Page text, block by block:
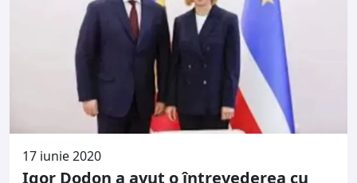
17 iunie 2020
Igor Dodon a avut o întrevederea cu